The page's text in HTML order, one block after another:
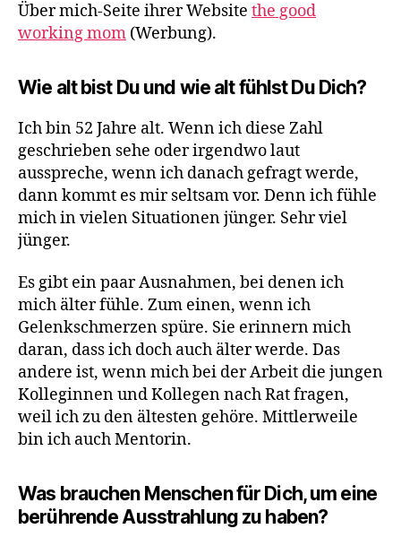
Über mich-Seite ihrer Website the good
working mom (Werbung).
Wie alt bist Du und wie alt fühlst Du Dich?
Ich bin 52 Jahre alt. Wenn ich diese Zahl
geschrieben sehe oder irgendwo laut
ausspreche, wenn ich danach gefragt werde,
dann kommt es mir seltsam vor. Denn ich fühle
mich in vielen Situationen jünger. Sehr viel
jünger.
Es gibt ein paar Ausnahmen, bei denen ich
mich älter fühle. Zum einen, wenn ich
Gelenkschmerzen spüre. Sie erinnern mich
daran, dass ich doch auch älter werde. Das
andere ist, wenn mich bei der Arbeit die jungen
Kolleginnen und Kollegen nach Rat fragen,
weil ich zu den ältesten gehöre. Mittlerweile
bin ich auch Mentorin.
Was brauchen Menschen für Dich, um eine
berührende Ausstrahlung zu haben?